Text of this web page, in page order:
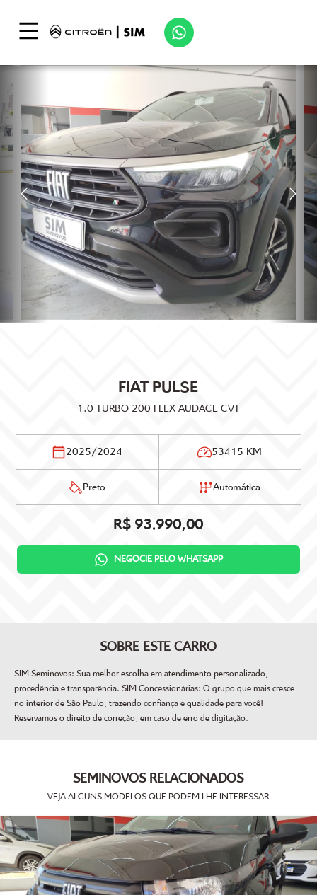
FIAT PULSE
1.0 TURBO 200 FLEX AUDACE CVT
2025/2024 53415 KM
Preto Automática
R$ 93.990,00
NEGOCIE PELO WHATSAPP
SOBRE ESTE CARRO
SIM Seminovos: Sua melhor escolha em atendimento personalizado,
procedência e transparência. SIM Concessionárias: O grupo que mais cresce
no interior de São Paulo, trazendo confiança e qualidade para você!
Reservamos o direito de correção, em caso de erro de digitação.
SEMINOVOS RELACIONADOS
VEJA ALGUNS MODELOS QUE PODEM LHE INTERESSAR